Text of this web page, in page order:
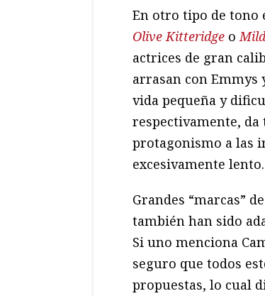
En otro tipo de tono
Olive Kitteridge o
actrices de gran
arrasan con Emmys
vida pequeña y
respectivamente,
protagonismo a las
excesivamente lento.
Grandes “marcas”
también han sido
Si uno menciona
seguro que todos
propuestas, lo cual